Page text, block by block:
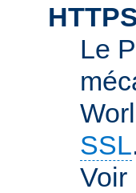
Le
SSL
Voir